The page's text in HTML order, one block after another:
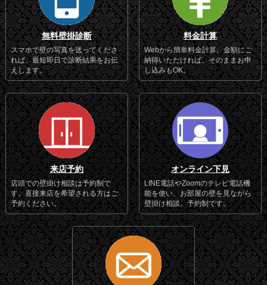
無料壁掛診断
スマホで壁の写真を送ってくださ
れば、最短即日で診断結果をお伝
えします。
料金計算
Webから簡単料金計算。金額にご
納得いただければ、そのままお申
し込みもOK。
来店予約
店頭での壁掛け相談は予約制で
す。直接来店を希望される方はご
予約ください。
オンライン下見
LINE電話やZoomのテレビ電話機
能を使い、お部屋の壁を見ながら
壁掛け相談。予約制です。